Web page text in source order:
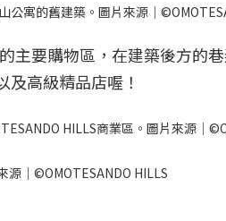
公寓的舊建築。圖片來源｜
主要購物區，在建築後方的
高級精品店喔！
HILLS商業區。圖片來源｜
源｜©OMOTESANDO HILLS